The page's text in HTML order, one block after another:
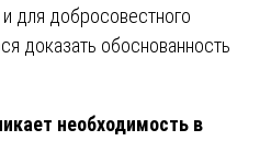
для добросовестного
доказать обоснованность
необходимость в